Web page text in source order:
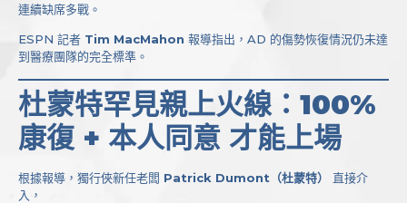
連續缺席多戰。
ESPN 記者 Tim MacMahon 報導指出，AD 的傷勢恢復情況仍未達
到醫療團隊的完全標準。
杜蒙特罕見親上火線： 100%
康復 + 本人同意 才能上場
根據報導，獨行俠新任老闆 Patrick Dumont（杜蒙特）
直接介
入，